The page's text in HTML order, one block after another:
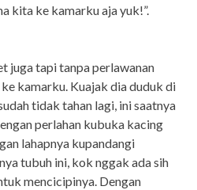
kita ke kamarku aja yuk!”.
juga tapi tanpa perlawanan
kamarku. Kuajak dia duduk di
tidak tahan lagi, ini saatnya
perlahan kubuka kacing
lahapnya kupandangi
tubuh ini, kok nggak ada sih
mencicipinya. Dengan